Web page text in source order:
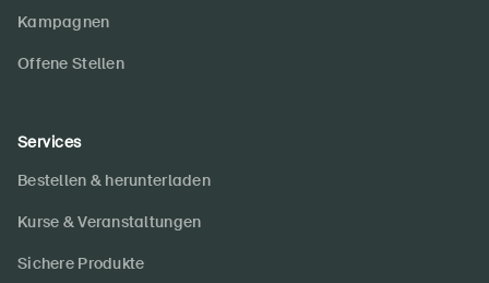
Kampagnen
Offene Stellen
Services
Bestellen & herunterladen
Kurse & Veranstaltungen
Sichere Produkte